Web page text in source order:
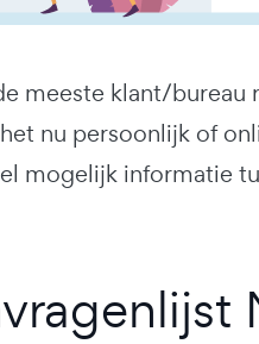
meeste klant/
nu persoonlijk of
mogelijk informatie